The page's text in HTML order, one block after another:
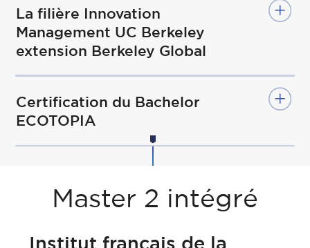
Erasmus de l'ESSEC
Business School
La filière Innovation
Management UC Berkeley
extension Berkeley Global
Certification du Bachelor
ECOTOPIA
Master 2 intégré